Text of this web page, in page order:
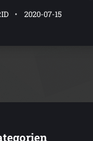
2020-07-15